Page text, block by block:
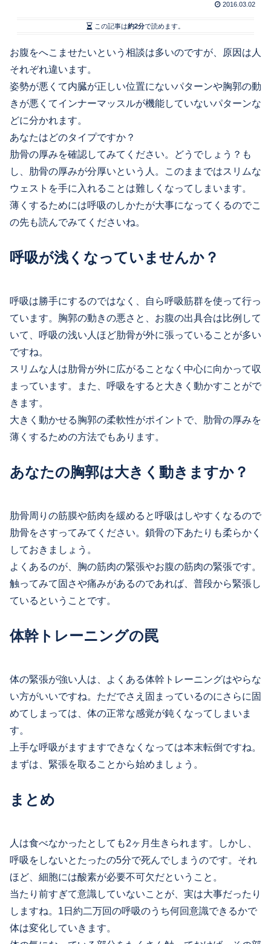
2016.03.02
この記事は約2分で読めます。
お腹をへこませたいという相談は多いのですが、原因は人
それぞれ違います。
姿勢が悪くて内臓が正しい位置にないパターンや胸郭の動
きが悪くてインナーマッスルが機能していないパターンな
どに分かれます。
あなたはどのタイプですか？
肋骨の厚みを確認してみてください。どうでしょう？も
し、肋骨の厚みが分厚いという人。このままではスリムな
ウェストを手に入れることは難しくなってしまいます。
薄くするためには呼吸のしかたが大事になってくるのでこ
の先も読んでみてくださいね。
呼吸が浅くなっていませんか？
呼吸は勝手にするのではなく、自ら呼吸筋群を使って行っ
ています。胸郭の動きの悪さと、お腹の出具合は比例して
いて、呼吸の浅い人ほど肋骨が外に張っていることが多い
ですね。
スリムな人は肋骨が外に広がることなく中心に向かって収
まっています。また、呼吸をすると大きく動かすことがで
きます。
大きく動かせる胸郭の柔軟性がポイントで、肋骨の厚みを
薄くするための方法でもあります。
あなたの胸郭は大きく動きますか？
肋骨周りの筋膜や筋肉を緩めると呼吸はしやすくなるので
肋骨をさすってみてください。鎖骨の下あたりも柔らかく
しておきましょう。
よくあるのが、胸の筋肉の緊張やお腹の筋肉の緊張です。
触ってみて固さや痛みがあるのであれば、普段から緊張し
ているということです。
体幹トレーニングの罠
体の緊張が強い人は、よくある体幹トレーニングはやらな
い方がいいですね。ただでさえ固まっているのにさらに固
めてしまっては、体の正常な感覚が鈍くなってしまいま
す。
上手な呼吸がますますできなくなっては本末転倒ですね。
まずは、緊張を取ることから始めましょう。
まとめ
人は食べなかったとしても2ヶ月生きられます。しかし、
呼吸をしないとたったの5分で死んでしまうのです。それ
ほど、細胞には酸素が必要不可欠だということ。
当たり前すぎて意識していないことが、実は大事だったり
しますね。1日約二万回の呼吸のうち何回意識できるかで
体は変化していきます。